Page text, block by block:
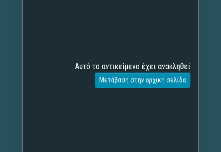
Αυτό το αντικείμενο έχει ανακληθεί
Μετάβαση στην αρχική σελίδα